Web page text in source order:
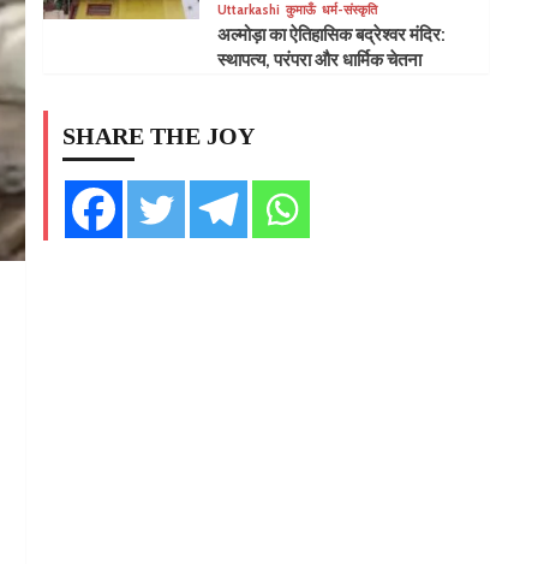
Uttarkashi कुमाऊँ धर्म-संस्कृति
अल्मोड़ा का ऐतिहासिक बद्रेश्वर मंदिर:
स्थापत्य, परंपरा और धार्मिक चेतना
SHARE THE JOY